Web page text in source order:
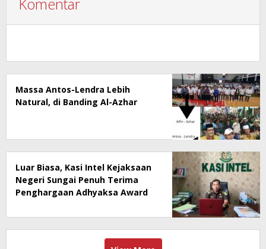
Massa Antos-Lendra Lebih
Natural, di Banding Al-Azhar
Luar Biasa, Kasi Intel Kejaksaan
Negeri Sungai Penuh Terima
Penghargaan Adhyaksa Award